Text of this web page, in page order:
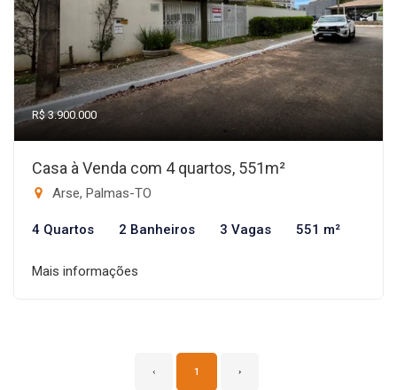
R$ 3.900.000
Casa à Venda com 4 quartos, 551m²
Arse, Palmas-TO
4 Quartos 2 Banheiros 3 Vagas 551 m²
Mais informações
‹ 1 ›